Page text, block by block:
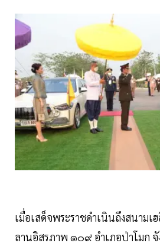
เมื่อเสด็จพระราชดำเนินถึงสนามเ
ลานอิสรภาพ ๑๐๙ อำเภอป่าโมก จั